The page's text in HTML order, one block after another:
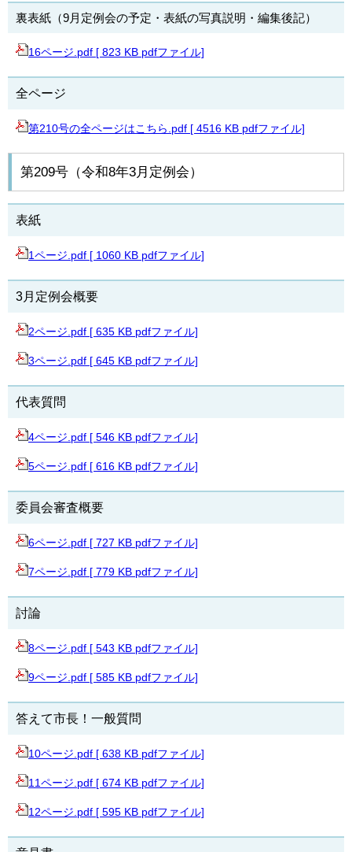
裏表紙（9月定例会の予定・表紙の写真説明・編集後記）
16ページ.pdf [ 823 KB pdfファイル]
全ページ
第210号の全ページはこちら.pdf [ 4516 KB pdfファイル]
第209号（令和8年3月定例会）
表紙
1ページ.pdf [ 1060 KB pdfファイル]
3月定例会概要
2ページ.pdf [ 635 KB pdfファイル]
3ページ.pdf [ 645 KB pdfファイル]
代表質問
4ページ.pdf [ 546 KB pdfファイル]
5ページ.pdf [ 616 KB pdfファイル]
委員会審査概要
6ページ.pdf [ 727 KB pdfファイル]
7ページ.pdf [ 779 KB pdfファイル]
討論
8ページ.pdf [ 543 KB pdfファイル]
9ページ.pdf [ 585 KB pdfファイル]
答えて市長！一般質問
10ページ.pdf [ 638 KB pdfファイル]
11ページ.pdf [ 674 KB pdfファイル]
12ページ.pdf [ 595 KB pdfファイル]